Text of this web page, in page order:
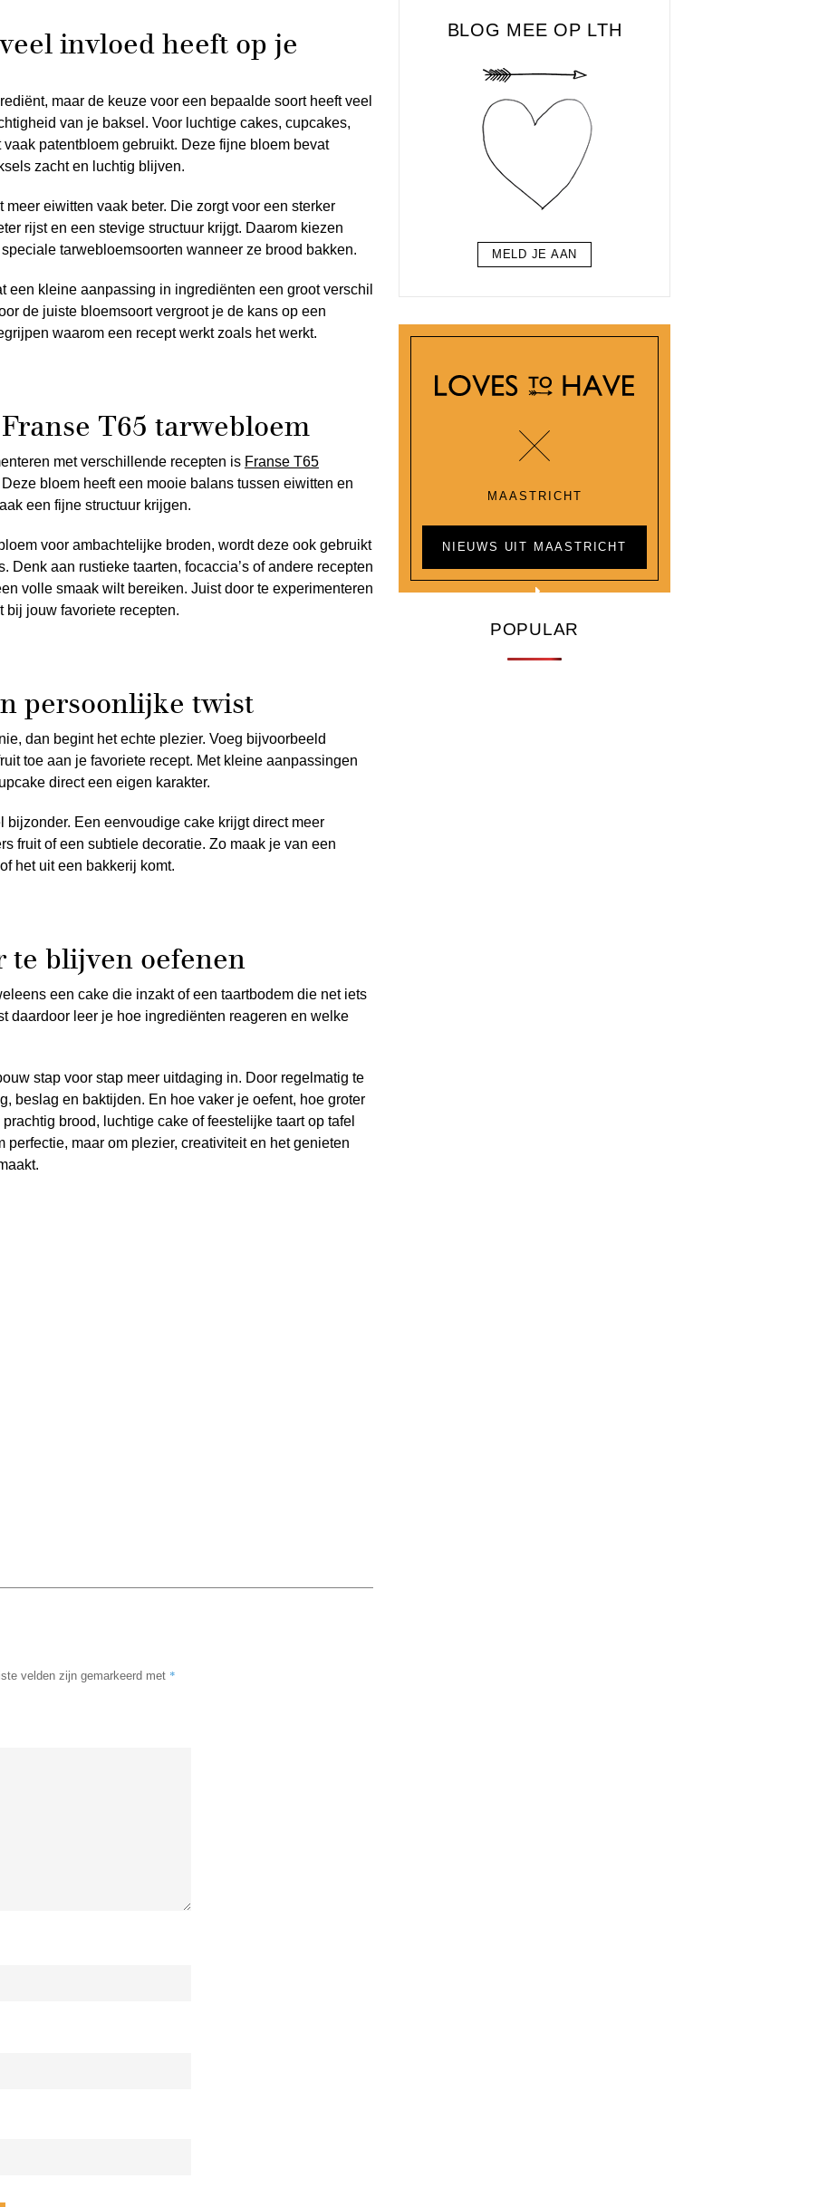
invloed heeft op je
maar de keuze voor een bepaalde soort heeft veel
van je baksel. Voor luchtige cakes, cupcakes,
patentbloem gebruikt. Deze fijne bloem bevat
zacht en luchtig blijven.
eiwitten vaak beter. Die zorgt voor een sterker
rijst en een stevige structuur krijgt. Daarom kiezen
tarwebloemsoorten wanneer ze brood bakken.
een kleine aanpassing in ingrediënten een groot verschil
de juiste bloemsoort vergroot je de kans op een
waarom een recept werkt zoals het werkt.
T65 tarwebloem
met verschillende recepten is Franse T65
bloem heeft een mooie balans tussen eiwitten en
een fijne structuur krijgen.
voor ambachtelijke broden, wordt deze ook gebruikt
Denk aan rustieke taarten, focaccia’s of andere recepten
volle smaak wilt bereiken. Juist door te experimenteren
bij jouw favoriete recepten.
persoonlijke twist
dan begint het echte plezier. Voeg bijvoorbeeld
toe aan je favoriete recept. Met kleine aanpassingen
direct een eigen karakter.
bijzonder. Een eenvoudige cake krijgt direct meer
fruit of een subtiele decoratie. Zo maak je van een
het uit een bakkerij komt.
te blijven oefenen
een cake die inzakt of een taartbodem die net iets
daardoor leer je hoe ingrediënten reageren en welke
stap voor stap meer uitdaging in. Door regelmatig te
beslag en baktijden. En hoe vaker je oefent, hoe groter
brood, luchtige cake of feestelijke taart op tafel
maar om plezier, creativiteit en het genieten
velden zijn gemarkeerd met *
BLOG MEE OP LTH
MELD JE AAN
MAASTRICHT
NIEUWS UIT MAASTRICHT
POPULAR